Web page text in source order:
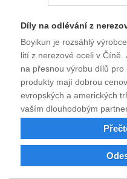
Díly na odlévání z
Boyikun je rozsáhlý
lití z nerezové oceli v Číně.
na přesnou výrobu dílů
produkty mají dobrou
evropských a amerických
vaším dlouhodobým